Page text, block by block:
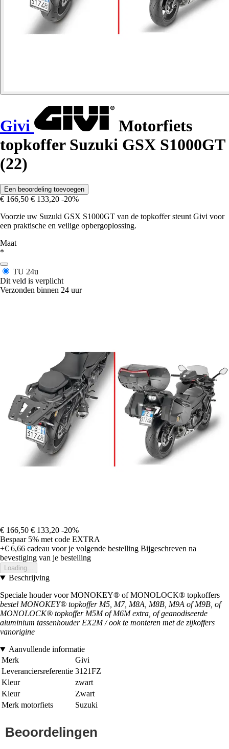
Givi
Motorfiets
topkoffer Suzuki GSX S1000GT
(22)
Een beoordeling toevoegen
€ 166,50 € 133,20 -20%
Voorzie uw Suzuki GSX S1000GT van de topkoffer steunt Givi voor
een praktische en veilige opbergoplossing.
Maat
*
TU 24u
Dit veld is verplicht
Verzonden binnen 24 uur
€ 166,50 € 133,20 -20%
Bespaar 5% met code EXTRA
+€ 6,66 cadeau voor je volgende bestelling Bijgeschreven na
bevestiging van je bestelling
Loading...
Beschrijving
Speciale houder voor MONOKEY® of MONOLOCK® topkoffers
bestel MONOKEY® topkoffer M5, M7, M8A, M8B, M9A of M9B, of
MONOLOCK® topkoffer M5M of M6M extra, of geanodiseerde
aluminium tassenhouder EX2M / ook te monteren met de zijkoffers
vanorigine
Aanvullende informatie
Merk
Givi
Leveranciersreferentie 3121FZ
Kleur
zwart
Kleur
Zwart
Merk motorfiets
Suzuki